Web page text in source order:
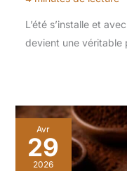
L’été s’installe et
devient une
Avr
29
2026